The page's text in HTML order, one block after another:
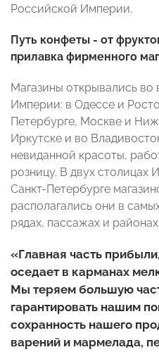
Российской Империи.
Путь конфеты - от
прилавка фирменного
Магазины открывались во
Империи: в Одессе и
Петербурге, Москве и
Иркутске и во
невиданной красоты,
розницу. В двух столицах
Санкт-Петербурге
располагались они в
рядах, пассажах и
«Главная часть
оседает в карманах
Мы теряем большую
гарантировать нашим
сохранность нашего
варений и мармелада,